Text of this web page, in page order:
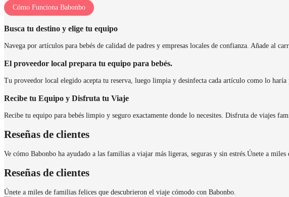
Cómo Funciona Babonbo
Busca tu destino y elige tu equipo
Navega por artículos para bebés de calidad de padres y empresas locales de confianza. Añade al
El proveedor local prepara tu equipo para bebés.
Tu proveedor local elegido acepta tu reserva, luego limpia y desinfecta cada artículo como lo
Recibe tu Equipo y Disfruta tu Viaje
Recibe tu equipo para bebés limpio y seguro exactamente donde lo necesites. Disfruta de viajes
Reseñas de clientes
Ve cómo Babonbo ha ayudado a las familias a viajar más ligeras, seguras y sin estrés. Únete a miles
Reseñas de clientes
Únete a miles de familias felices que descubrieron el viaje cómodo con Babonbo.